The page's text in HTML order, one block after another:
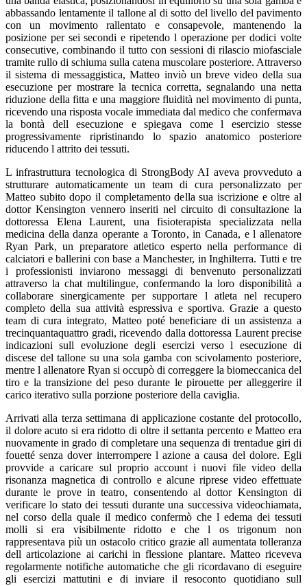
abbassando lentamente il tallone al di sotto del livello del pavimento
con un movimento rallentato e consapevole, mantenendo la
posizione per sei secondi e ripetendo l operazione per dodici volte
consecutive, combinando il tutto con sessioni di rilascio miofasciale
tramite rullo di schiuma sulla catena muscolare posteriore. Attraverso
il sistema di messaggistica, Matteo inviò un breve video della sua
esecuzione per mostrare la tecnica corretta, segnalando una netta
riduzione della fitta e una maggiore fluidità nel movimento di punta,
ricevendo una risposta vocale immediata dal medico che confermava
la bontà dell esecuzione e spiegava come l esercizio stesse
progressivamente ripristinando lo spazio anatomico posteriore
riducendo l attrito dei tessuti.
L infrastruttura tecnologica di StrongBody AI aveva provveduto a
strutturare automaticamente un team di cura personalizzato per
Matteo subito dopo il completamento della sua iscrizione e oltre al
dottor Kensington vennero inseriti nel circuito di consultazione la
dottoressa Elena Laurent, una fisioterapista specializzata nella
medicina della danza operante a Toronto, in Canada, e l allenatore
Ryan Park, un preparatore atletico esperto nella performance di
calciatori e ballerini con base a Manchester, in Inghilterra. Tutti e tre
i professionisti inviarono messaggi di benvenuto personalizzati
attraverso la chat multilingue, confermando la loro disponibilità a
collaborare sinergicamente per supportare l atleta nel recupero
completo della sua attività espressiva e sportiva. Grazie a questo
team di cura integrato, Matteo poté beneficiare di un assistenza a
trecinquantaquattro gradi, ricevendo dalla dottoressa Laurent precise
indicazioni sull evoluzione degli esercizi verso l esecuzione di
discese del tallone su una sola gamba con scivolamento posteriore,
mentre l allenatore Ryan si occupò di correggere la biomeccanica del
tiro e la transizione del peso durante le pirouette per alleggerire il
carico iterativo sulla porzione posteriore della caviglia.
Arrivati alla terza settimana di applicazione costante del protocollo,
il dolore acuto si era ridotto di oltre il settanta percento e Matteo era
nuovamente in grado di completare una sequenza di trentadue giri di
fouetté senza dover interrompere l azione a causa del dolore. Egli
provvide a caricare sul proprio account i nuovi file video della
risonanza magnetica di controllo e alcune riprese video effettuate
durante le prove in teatro, consentendo al dottor Kensington di
verificare lo stato dei tessuti durante una successiva videochiamata,
nel corso della quale il medico confermò che l edema dei tessuti
molli si era visibilmente ridotto e che l os trigonum non
rappresentava più un ostacolo critico grazie all aumentata tolleranza
dell articolazione ai carichi in flessione plantare. Matteo riceveva
regolarmente notifiche automatiche che gli ricordavano di eseguire
gli esercizi mattutini e di inviare il resoconto quotidiano sull